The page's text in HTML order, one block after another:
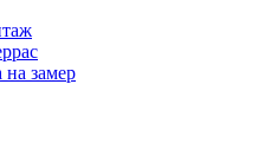
на замер